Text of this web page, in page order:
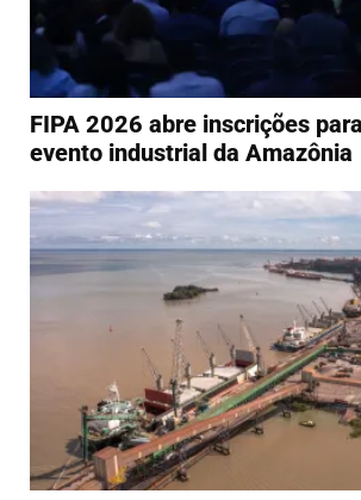
FIPA 2026 abre inscrições
evento industrial da Amazônia